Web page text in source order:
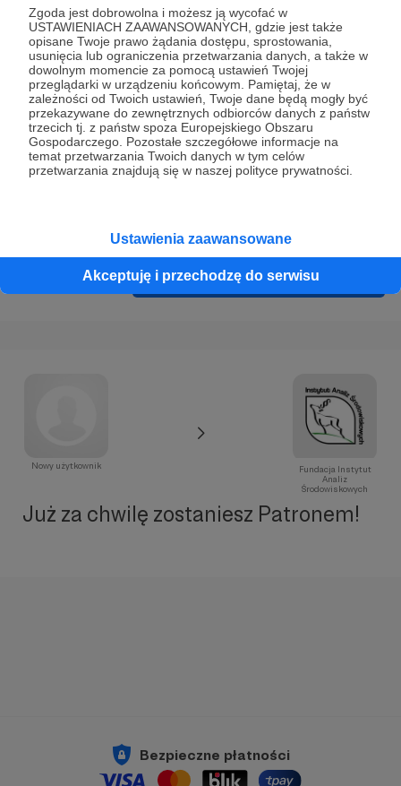
Zgoda jest dobrowolna i możesz ją wycofać w
USTAWIENIACH ZAAWANSOWANYCH, gdzie jest także
opisane Twoje prawo żądania dostępu, sprostowania,
usunięcia lub ograniczenia przetwarzania danych, a także w
dowolnym momencie za pomocą ustawień Twojej
przeglądarki w urządzeniu końcowym. Pamiętaj, że w
zależności od Twoich ustawień, Twoje dane będą mogły być
przekazywane do zewnętrznych odbiorców danych z państw
trzecich tj. z państw spoza Europejskiego Obszaru
Gospodarczego. Pozostałe szczegółowe informacje na
temat przetwarzania Twoich danych w tym celów
przetwarzania znajdują się w naszej polityce prywatności.
Ustawienia zaawansowane
Akceptuję i przechodzę do serwisu
* Wyrażam zgodę na przetwarzanie moich danych
osobowych podanych w formularzu rejestracyjnym w celu
prawidłowego świadczenia usług serwisu Patronite.
Wyrażam zgodę na otrzymywanie drogą elektroniczną
informacji handlowych - newslettera. Opcja ta może zostać
zmieniona w ustawieniach konta.
Cofnij Zarejestruj się i przejdź dalej
Nowy użytkownik
Fundacja Instytut
Analiz
Środowiskowych
Już za chwilę zostaniesz Patronem!
Bezpieczne płatności